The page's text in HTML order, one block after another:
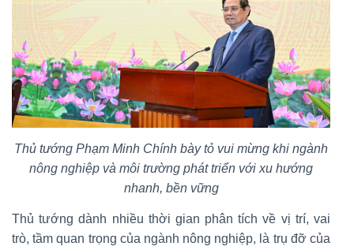
Thủ tướng Phạm Minh Chính bày tỏ vui mừng khi ngành
nông nghiệp và môi trường phát triển với xu hướng
nhanh, bền vững
Thủ tướng dành nhiều thời gian phân tích về vị trí, vai
trò, tầm quan trọng của ngành nông nghiệp, là trụ đỡ của